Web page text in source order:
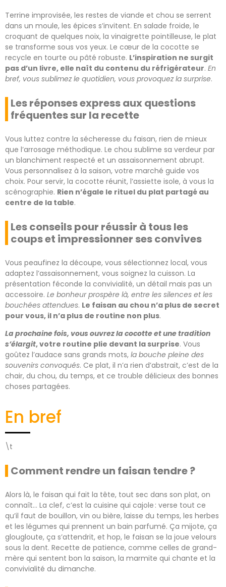
Terrine improvisée, les restes de viande et chou se serrent
dans un moule, les épices s’invitent. En salade froide, le
croquant de quelques noix, la vinaigrette pointilleuse, le plat
se transforme sous vos yeux. Le cœur de la cocotte se
recycle en tourte ou pâté robuste. L’inspiration ne surgit
pas d’un livre, elle naît du contenu du réfrigérateur. En
bref, vous sublimez le quotidien, vous provoquez la surprise.
Les réponses express aux questions
fréquentes sur la recette
Vous luttez contre la sécheresse du faisan, rien de mieux
que l’arrosage méthodique. Le chou sublime sa verdeur par
un blanchiment respecté et un assaisonnement abrupt.
Vous personnalisez à la saison, votre marché guide vos
choix. Pour servir, la cocotte réunit, l’assiette isole, à vous la
scénographie. Rien n’égale le rituel du plat partagé au
centre de la table.
Les conseils pour réussir à tous les
coups et impressionner ses convives
Vous peaufinez la découpe, vous sélectionnez local, vous
adaptez l’assaisonnement, vous soignez la cuisson. La
présentation féconde la convivialité, un détail mais pas un
accessoire. Le bonheur prospère là, entre les silences et les
bouchées attendues. Le faisan au chou n’a plus de secret
pour vous, il n’a plus de routine non plus.
La prochaine fois, vous ouvrez la cocotte et une tradition
s’élargit, votre routine plie devant la surprise. Vous
goûtez l’audace sans grands mots, la bouche pleine des
souvenirs convoqués. Ce plat, il n’a rien d’abstrait, c’est de la
chair, du chou, du temps, et ce trouble délicieux des bonnes
choses partagées.
En bref
\t
Comment rendre un faisan tendre ?
Alors là, le faisan qui fait la tête, tout sec dans son plat, on
connaît… La clef, c’est la cuisine qui cajole : verse tout ce
qu’il faut de bouillon, vin ou bière, laisse du temps, les herbes
et les légumes qui prennent un bain parfumé. Ça mijote, ça
glougloute, ça s’attendrit, et hop, le faisan se la joue velours
sous la dent. Recette de patience, comme celles de grand-
mère qui sentent bon la saison, la marmite qui chante et la
convivialité du dimanche.